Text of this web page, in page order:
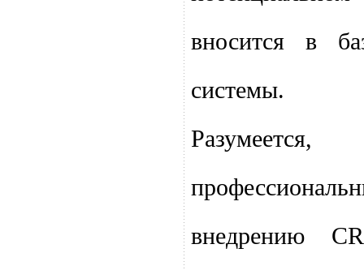
вносится в
системы.
внедрению